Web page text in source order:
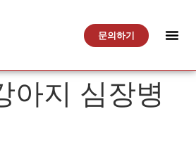
문의하기
아지 심장병